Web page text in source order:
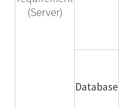
(Server)
Database